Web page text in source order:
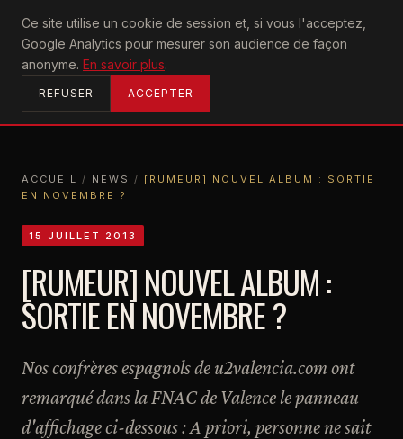
Ce site utilise un cookie de session et, si vous l'acceptez,
Google Analytics pour mesurer son audience de façon
anonyme. En savoir plus.
REFUSER ACCEPTER
U2achtung
ACCUEIL
ACCUEIL / NEWS / [RUMEUR] NOUVEL ALBUM : SORTIE
EN NOVEMBRE ?
15 JUILLET 2013
[RUMEUR] NOUVEL ALBUM :
SORTIE EN NOVEMBRE ?
Nos confrères espagnols de u2valencia.com ont
remarqué dans la FNAC de Valence le panneau
d'affichage ci-dessous : A priori, personne ne sait